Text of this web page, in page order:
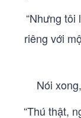
“Nhưng tôi
riêng với
Nói
“Thú thật,